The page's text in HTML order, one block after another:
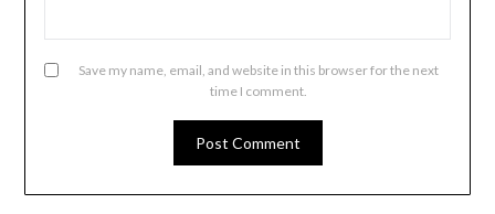
Save my name, email, and website in this browser for the next
time I comment.